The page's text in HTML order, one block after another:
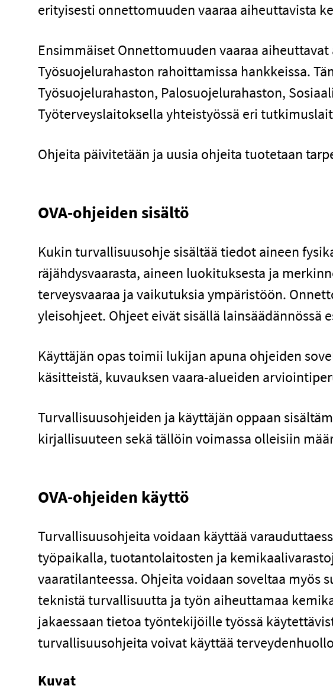
erityisesti onnettomuuden vaaraa aiheuttavista
Ensimmäiset Onnettomuuden vaaraa
Työsuojelurahaston rahoittamissa hankkeissa.
Työsuojelurahaston, Palosuojelurahaston,
Työterveyslaitoksella yhteistyössä eri
Ohjeita päivitetään ja uusia ohjeita tuotetaan
OVA-ohjeiden sisältö
Kukin turvallisuusohje sisältää tiedot aineen
räjähdysvaarasta, aineen luokituksesta ja
terveysvaaraa ja vaikutuksia ympäristöön.
yleisohjeet. Ohjeet eivät sisällä lainsäädännössä
Käyttäjän opas toimii lukijan apuna ohjeiden
käsitteistä, kuvauksen vaara-alueiden
Turvallisuusohjeiden ja käyttäjän oppaan
kirjallisuuteen sekä tällöin voimassa olleisiin
OVA-ohjeiden käyttö
Turvallisuusohjeita voidaan käyttää
työpaikalla, tuotantolaitosten ja
vaaratilanteessa. Ohjeita voidaan soveltaa
teknistä turvallisuutta ja työn aiheuttamaa
jakaessaan tietoa työntekijöille työssä
turvallisuusohjeita voivat käyttää
Kuvat